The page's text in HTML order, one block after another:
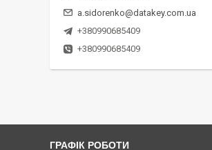
a.sidorenko@datakey.com.ua
+380990685409
+380990685409
ГРАФІК РОБОТИ